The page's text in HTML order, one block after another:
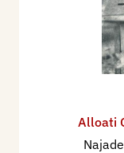
Alloati